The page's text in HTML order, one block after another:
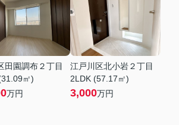
田園調布２丁目
㎡)
万円
江戸川区北小岩２丁目
2LDK (57.17㎡)
3,000万円